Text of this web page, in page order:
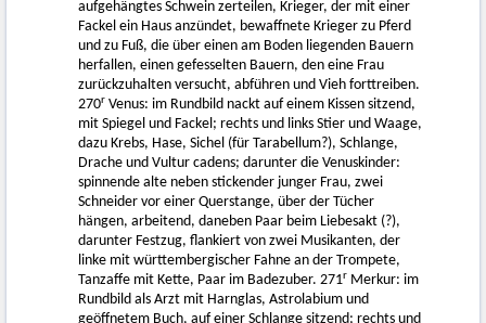
aufgehängtes Schwein zerteilen, Krieger, der mit einer
Fackel ein Haus anzündet, bewaffnete Krieger zu Pferd
und zu Fuß, die über einen am Boden liegenden Bauern
herfallen, einen gefesselten Bauern, den eine Frau
zurückzuhalten versucht, abführen und Vieh forttreiben.
270r Venus: im Rundbild nackt auf einem Kissen sitzend,
mit Spiegel und Fackel; rechts und links Stier und Waage,
dazu Krebs, Hase, Sichel (für Tarabellum?), Schlange,
Drache und Vultur cadens; darunter die Venuskinder:
spinnende alte neben stickender junger Frau, zwei
Schneider vor einer Querstange, über der Tücher
hängen, arbeitend, daneben Paar beim Liebesakt (?),
darunter Festzug, flankiert von zwei Musikanten, der
linke mit württembergischer Fahne an der Trompete,
Tanzaffe mit Kette, Paar im Badezuber. 271r Merkur: im
Rundbild als Arzt mit Harnglas, Astrolabium und
geöffnetem Buch, auf einer Schlange sitzend; rechts und